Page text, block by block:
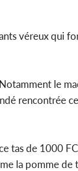
véreux qui
le
rencontrée
tas de 1000
la pomme de
Côte d'Ivoire :